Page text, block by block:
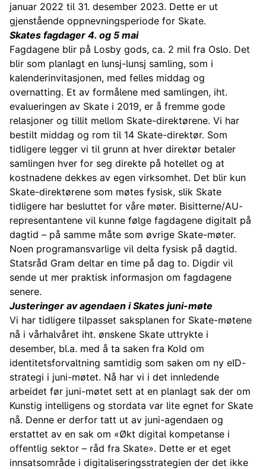
januar 2022 til 31. desember 2023. Dette er ut
gjenstående oppnevningsperiode for Skate.
Skates fagdager 4. og 5 mai
Fagdagene blir på Losby gods, ca. 2 mil fra Oslo. Det
blir som planlagt en lunsj-lunsj samling, som i
kalenderinvitasjonen, med felles middag og
overnatting. Et av formålene med samlingen, iht.
evalueringen av Skate i 2019, er å fremme gode
relasjoner og tillit mellom Skate-direktørene. Vi har
bestilt middag og rom til 14 Skate-direktør. Som
tidligere legger vi til grunn at hver direktør betaler
samlingen hver for seg direkte på hotellet og at
kostnadene dekkes av egen virksomhet. Det blir kun
Skate-direktørene som møtes fysisk, slik Skate
tidligere har besluttet for våre møter. Bisitterne/AU-
representantene vil kunne følge fagdagene digitalt på
dagtid – på samme måte som øvrige Skate-møter.
Noen programansvarlige vil delta fysisk på dagtid.
Statsråd Gram deltar en time på dag to. Digdir vil
sende ut mer praktisk informasjon om fagdagene
senere.
Justeringer av agendaen i Skates juni-møte
Vi har tidligere tilpasset saksplanen for Skate-møtene
nå i vårhalvåret iht. ønskene Skate uttrykte i
desember, bl.a. med å ta saken fra KoId om
identitetsforvaltning samtidig som saken om ny eID-
strategi i juni-møtet. Nå har vi i det innledende
arbeidet før juni-møtet sett at en planlagt sak der om
Kunstig intelligens og stordata var lite egnet for Skate
nå. Denne er derfor tatt ut av juni-agendaen og
erstattet av en sak om «Økt digital kompetanse i
offentlig sektor – råd fra Skate». Dette er et eget
innsatsområde i digitaliseringsstrategien der det ikke